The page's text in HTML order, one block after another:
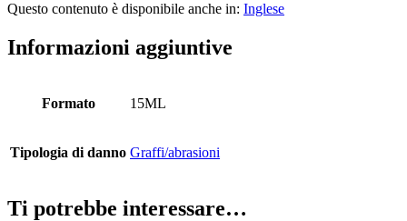
Questo contenuto è disponibile anche in: Inglese
Informazioni aggiuntive
Formato 15ML
Tipologia di danno Graffi/abrasioni
Ti potrebbe interessare…